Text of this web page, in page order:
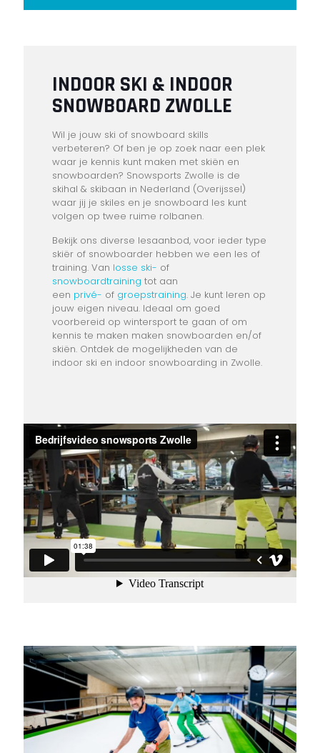
INDOOR SKI & INDOOR
SNOWBOARD ZWOLLE
Wil je jouw ski of snowboard skills
verbeteren? Of ben je op zoek naar een plek
waar je kennis kunt maken met skiën en
snowboarden? Snowsports Zwolle is de
skihal & skibaan in Nederland (Overijssel)
waar jij je skiles en je snowboard les kunt
volgen op twee ruime rolbanen.
Bekijk ons diverse lesaanbod, voor ieder type
skiër of snowboarder hebben we een les of
training. Van losse ski- of
snowboardtraining tot aan
een privé- of groepstraining. Je kunt leren op
jouw eigen niveau. Ideaal om goed
voorbereid op wintersport te gaan of om
kennis te maken maken snowboarden en/of
skiën. Ontdek de mogelijkheden van de
indoor ski en indoor snowboarding in Zwolle.